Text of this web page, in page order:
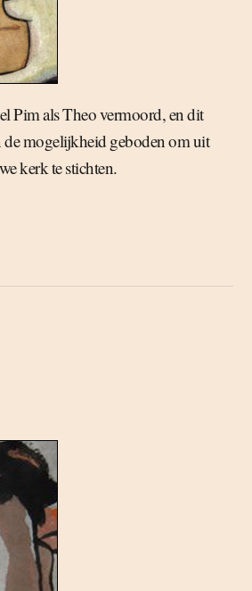
Pim als Theo vermoord, en dit
de mogelijkheid geboden om uit
kerk te stichten.